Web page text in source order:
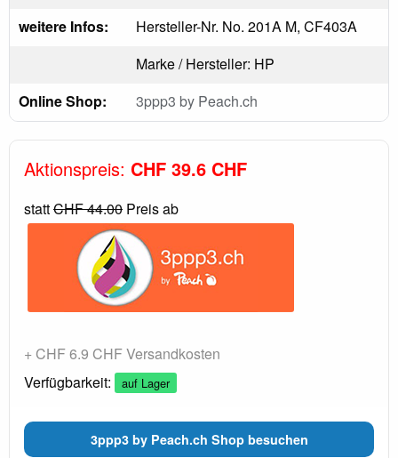
weitere Infos:
Hersteller-Nr. No. 201A M, CF403A
Marke / Hersteller: HP
Online Shop:
3ppp3 by Peach.ch
Aktionspreis: CHF 39.6 CHF
stattCHF 44.00 Preis ab
+ CHF 6.9 CHF Versandkosten
Verfügbarkeit:
auf Lager
3ppp3 by Peach.ch Shop besuchen